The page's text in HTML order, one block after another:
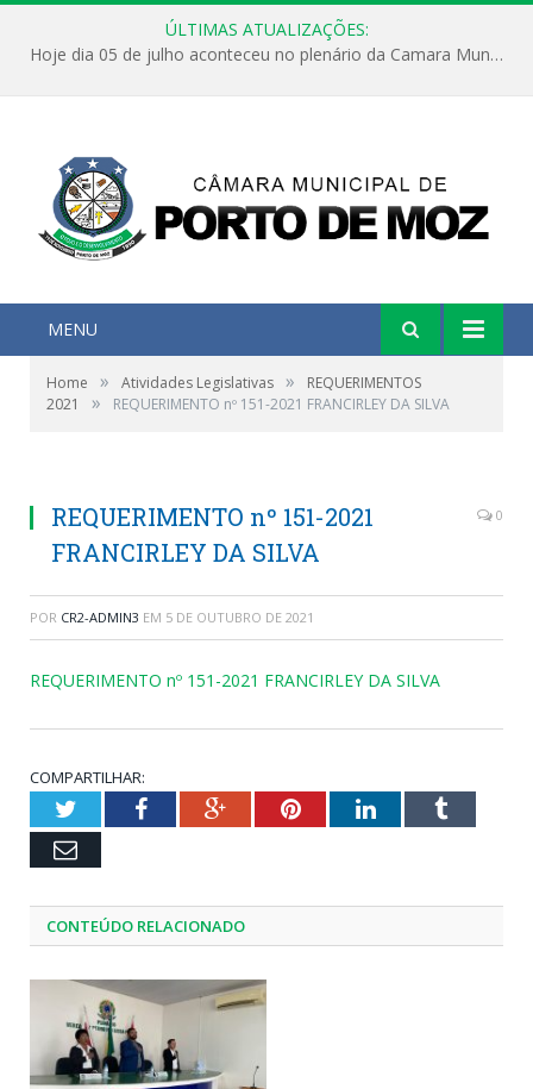
ÚLTIMAS ATUALIZAÇÕES:
Hoje dia 05 de julho aconteceu no plenário da Camara Municipal de Porto de Moz a Sessão Solene de Abertura dos Trabalhos Legislativos 2º Período da 23ª Legislatura
MENU
Home » Atividades Legislativas »
REQUERIMENTOS
2021
» REQUERIMENTO nº 151-2021 FRANCIRLEY DA SILVA
REQUERIMENTO nº 151-2021
FRANCIRLEY DA SILVA
0
POR CR2-ADMIN3 EM 5 DE OUTUBRO DE 2021
REQUERIMENTO nº 151-2021 FRANCIRLEY DA SILVA
COMPARTILHAR:
TwitterFacebookGoogle+PinterestLinkedInTumblr
Email
CONTEÚDO RELACIONADO